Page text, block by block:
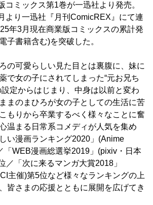
コミックス第1巻が一迅社より発売。
より一迅社『月刊ComicREX』にて連
年3月現在商業版コミックスの累計発
子書籍含む)を突破した。
の可愛らしい見た目とは裏腹に、妹に
で女の子にされてしまった“元お兄ち
設定からはじまり、中身は以前と変わ
まのまひろが女の子としての生活に苦
もりから卒業するべく様々なことに奮
温まる日常系コメディが人気を集め
い漫画ランキング2020」(Anime
「WEB漫画総選挙2019」(pixiv・日本
／「次に来るマンガ大賞2018」
主催)第5位など様々なランキングの上
皆さまの応援とともに展開を広げてき